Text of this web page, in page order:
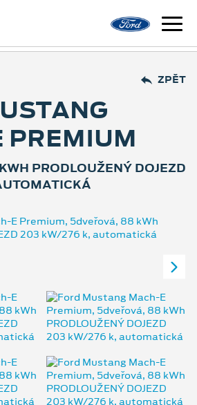
ZPĚT
PREMIUM
PRODLOUŽENÝ DOJEZD